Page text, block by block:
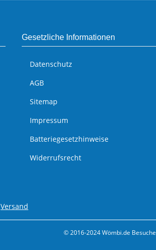
Gesetzliche Informationen
Datenschutz
AGB
Sitemap
Impressum
Batteriegesetzhinweise
Widerrufsrecht
Versand
© 2016-2024 Wömbi.de